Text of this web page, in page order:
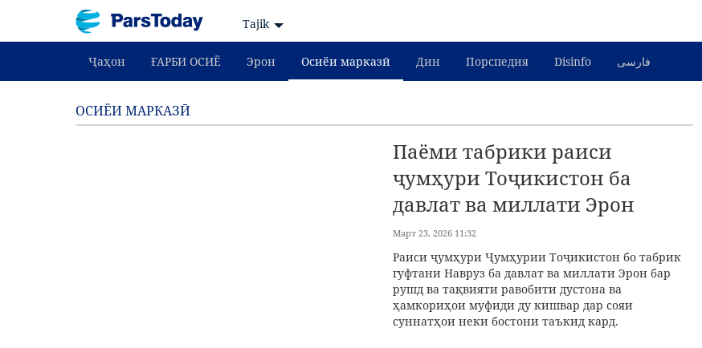
Tajik
Ҷаҳон ҒАРБИ ОСИЁ Эрон Осиёи марказӣ Дин Порспедия Disinfo فارسی
ОСИЁИ МАРКАЗӢ
Паёми табрики раиси
ҷумҳури Тоҷикистон ба
давлат ва миллати Эрон
Март 23, 2026 11:32
Раиси ҷумҳури Ҷумҳурии Тоҷикистон бо табрик
гуфтани Навруз ба давлат ва миллати Эрон бар
рушд ва тақвияти равобити дустона ва
ҳамкориҳои муфиди ду кишвар дар сояи
суннатҳои неки бостони таъкид кард.